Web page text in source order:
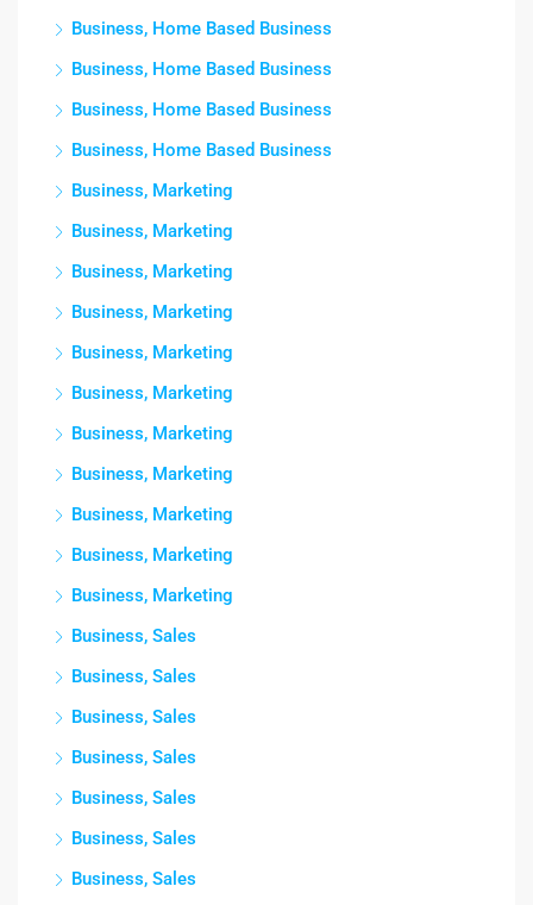
Business, Home Based Business
Business, Home Based Business
Business, Home Based Business
Business, Home Based Business
Business, Marketing
Business, Marketing
Business, Marketing
Business, Marketing
Business, Marketing
Business, Marketing
Business, Marketing
Business, Marketing
Business, Marketing
Business, Marketing
Business, Marketing
Business, Sales
Business, Sales
Business, Sales
Business, Sales
Business, Sales
Business, Sales
Business, Sales